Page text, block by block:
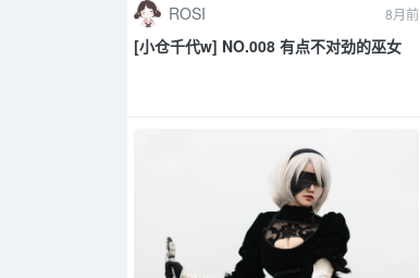
ROSI 8月前
[小仓千代w] NO.008 有点不对劲的巫女